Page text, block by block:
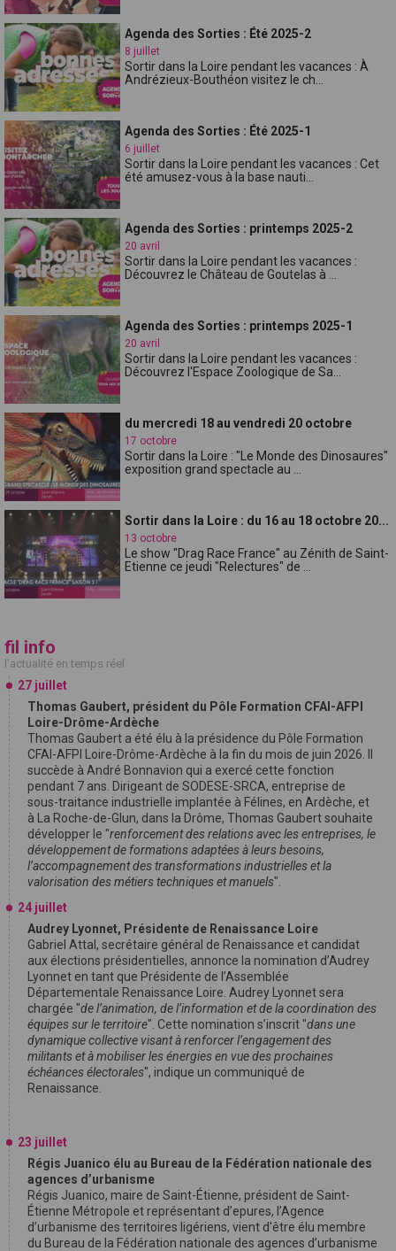
Agenda des Sorties : Été 2025-2
8 juillet
Sortir dans la Loire pendant les vacances : À
Andrézieux-Bouthéon visitez le ch...
Agenda des Sorties : Été 2025-1
6 juillet
Sortir dans la Loire pendant les vacances : Cet
été amusez-vous à la base nauti...
Agenda des Sorties : printemps 2025-2
20 avril
Sortir dans la Loire pendant les vacances :
Découvrez le Château de Goutelas à ...
Agenda des Sorties : printemps 2025-1
20 avril
Sortir dans la Loire pendant les vacances :
Découvrez l'Espace Zoologique de Sa...
du mercredi 18 au vendredi 20 octobre
17 octobre
Sortir dans la Loire : "Le Monde des Dinosaures"
exposition grand spectacle au ...
Sortir dans la Loire : du 16 au 18 octobre 20...
13 octobre
Le show "Drag Race France" au Zénith de Saint-
Etienne ce jeudi "Relectures" de ...
fil info
l'actualité en temps réel
27 juillet
Thomas Gaubert, président du Pôle Formation CFAI-AFPI
Loire-Drôme-Ardèche
Thomas Gaubert a été élu à la présidence du Pôle Formation
CFAI-AFPI Loire-Drôme-Ardèche à la fin du mois de juin 2026. Il
succède à André Bonnavion qui a exercé cette fonction
pendant 7 ans. Dirigeant de SODESE-SRCA, entreprise de
sous-traitance industrielle implantée à Félines, en Ardèche, et
à La Roche-de-Glun, dans la Drôme, Thomas Gaubert souhaite
développer le "renforcement des relations avec les entreprises, le
développement de formations adaptées à leurs besoins,
l’accompagnement des transformations industrielles et la
valorisation des métiers techniques et manuels".
24 juillet
Audrey Lyonnet, Présidente de Renaissance Loire
Gabriel Attal, secrétaire général de Renaissance et candidat
aux élections présidentielles, annonce la nomination d’Audrey
Lyonnet en tant que Présidente de l’Assemblée
Départementale Renaissance Loire. Audrey Lyonnet sera
chargée "de l’animation, de l’information et de la coordination des
équipes sur le territoire". Cette nomination s’inscrit "dans une
dynamique collective visant à renforcer l’engagement des
militants et à mobiliser les énergies en vue des prochaines
échéances électorales", indique un communiqué de
Renaissance.
23 juillet
Régis Juanico élu au Bureau de la Fédération nationale des
agences d’urbanisme
Régis Juanico, maire de Saint-Étienne, président de Saint-
Étienne Métropole et représentant d’epures, l’Agence
d’urbanisme des territoires ligériens, vient d'être élu membre
du Bureau de la Fédération nationale des agences d’urbanisme